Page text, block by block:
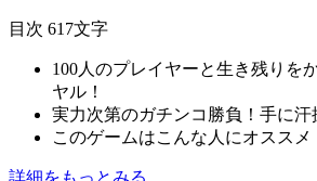
目次 617文字
100人のプレイヤーと生き残りを
ヤル！
実力次第のガチンコ勝負！手に
このゲームはこんな人にオススメ